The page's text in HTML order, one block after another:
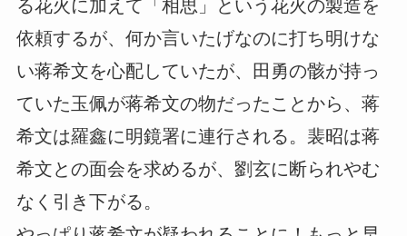
る花火に加えて「相思」という花火の製造を
依頼するが、何か言いたげなのに打ち明けな
い蒋希文を心配していたが、田勇の骸が持っ
ていた玉佩が蒋希文の物だったことから、蒋
希文は羅鑫に明鏡署に連行される。裴昭は蒋
希文との面会を求めるが、劉玄に断られやむ
なく引き下がる。